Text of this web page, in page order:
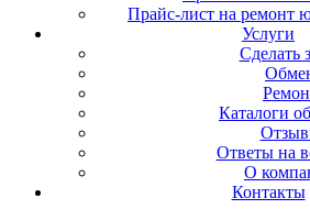
Прайс-лист на ремонт
Услуги
Сделать
Каталоги
Ответы на
О
Контакты